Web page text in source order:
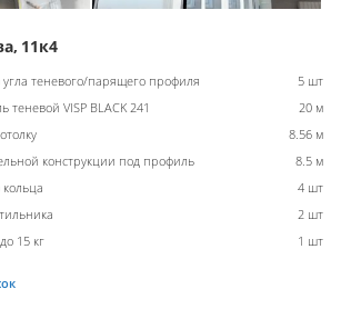
11к4
теневого/парящего профиля
5 шт
VISP BLACK 241
20 м
8.56 м
конструкции под профиль
8.5 м
4 шт
2 шт
15 кг
1 шт